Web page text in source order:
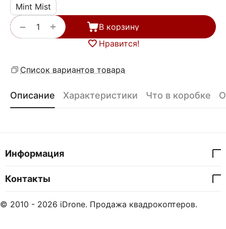
Mint Mist
+
−
В корзину
Нравится!
Список вариантов товара
Описание Характеристики Что в коробке
Информация
Контакты
© 2010 - 2026 iDrone. Продажа квадрокоптеров.